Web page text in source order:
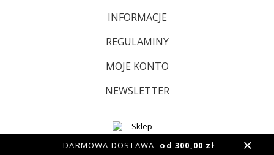
DARMOWA DOSTAWA od 300,00 zł
INFORMACJE
REGULAMINY
MOJE KONTO
NEWSLETTER